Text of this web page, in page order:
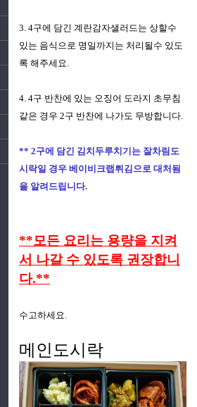
3. 4구에 담긴 계란감자샐러드는 상할수
있는 음식으로 명일까지는 처리될수 있도
록 해주세요.
4. 4구 반찬에 있는 오징어 도라지 초무침
같은 경우 2구 반찬에 나가도 무방합니다.
** 2구에 담긴 김치두루치기는 잘차림도
시락일 경우 베이비크랩튀김으로 대처됨
을 알려드립니다.
**모든 요리는 용량을 지켜
서 나갈 수 있도록 권장합니
다.**
수고하세요.
메인도시락